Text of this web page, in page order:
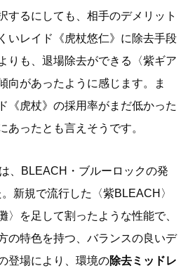
するにしても、相手のデメリット
いレイド《虎杖悠仁》に除去手段
りも、退場除去ができる〈紫ギア
向があったように感じます。ま
《虎杖》の採用率がまだ低かった
あったとも言えそうです。
、BLEACH・ブルーロックの発
新規で流行した〈紫BLEACH〉
〉を足して割ったような性能で、
の特色を持つ、バランスの良いデ
登場により、環境の除去ミッドレ